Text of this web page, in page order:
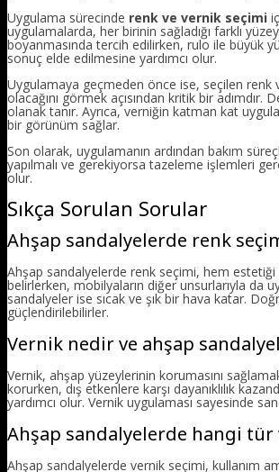
Uygulama sürecinde renk ve vernik seçimi
uygulamalarda, her birinin sağladığı farklı
boyanmasında tercih edilirken, rulo ile büyük
sonuç elde edilmesine yardımcı olur.
Uygulamaya geçmeden önce ise, seçilen
olacağını görmek açısından kritik bir
olanak tanır. Ayrıca, verniğin katman kat
bir görünüm sağlar.
Son olarak, uygulamanın ardından bakım
yapılmalı ve gerekiyorsa tazeleme işlemleri
olur.
Sıkça Sorulan Sorular
Ahşap sandalyelerde renk
Ahşap sandalyelerde renk seçimi, hem
belirlerken, mobilyaların diğer unsurlarıyla da
sandalyeler ise sıcak ve şık bir hava katar.
güçlendirilebilirler.
Vernik nedir ve ahşap
Vernik, ahşap yüzeylerinin korumasını
korurken, dış etkenlere karşı dayanıklılık
yardımcı olur. Vernik uygulaması sayesinde
Ahşap sandalyelerde hangi
Ahşap sandalyelerde vernik seçimi, kullanım